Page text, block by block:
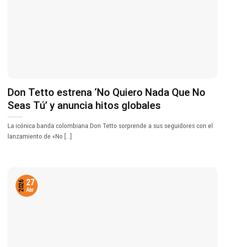
Don Tetto estrena ‘No Quiero Nada Que No
Seas Tú’ y anuncia hitos globales
La icónica banda colombiana Don Tetto sorprende a sus seguidores con el
lanzamiento de «No [...]
27
Abr
2026